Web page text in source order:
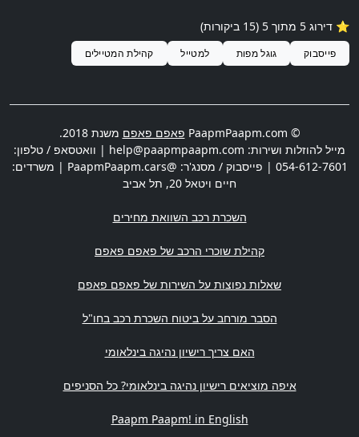
⭐️ דירוג 5 מתוך 5 (15 ביקורות)
פייסבוק גוגל מפות למטייל קהילת המטיילים
© PaapmPaapm.com פאפם פאפם משנת 2018.
מייל להוזלות ושירות: help@paapmpaapm.com | וואטסאפ / טלפון:
054-612-7601 | פייסבוק / מסנג'ר: @PaapmPaapm.cars | משרדים:
חיים ויטאל 20
, תל אביב
השכרת רכב השוואת מחירים
קהילת שוכרי הרכב של פאפם פאפם
שאלות נפוצות על השירות של פאפם פאפם
הסבר מורחב על ביטוח השכרת רכב בחו"ל
האם צריך רישיון נהיגה בינלאומי
איפה מוציאים רישיון נהיגה בינלאומי? כל הסניפים
Paapm Paapm! in English